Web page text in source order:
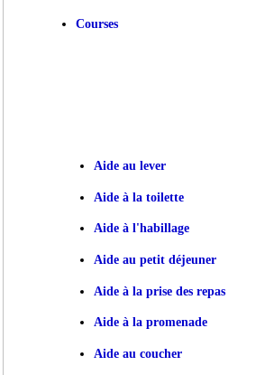
Courses
Aide au lever
Aide à la toilette
Aide à l'habillage
Aide au petit déjeuner
Aide à la prise des repas
Aide à la promenade
Aide au coucher